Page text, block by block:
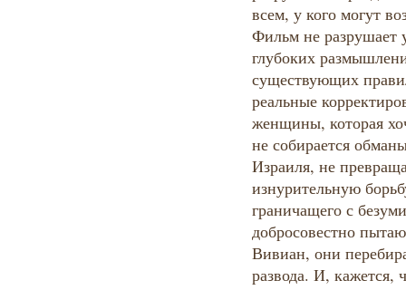
всем, у кого могут
Фильм не разрушает
глубоких
существующих
реальные
женщины, которая
не собирается
Израиля, не
изнурительную
граничащего с
добросовестно
Вивиан, они
развода. И, кажется,